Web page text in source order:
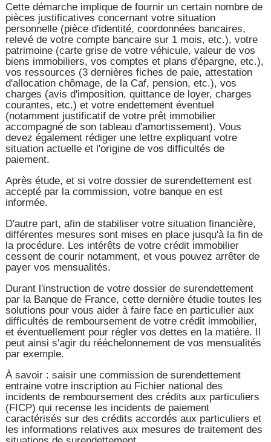
Cette démarche implique de fournir un certain nombre de
pièces justificatives concernant votre situation
personnelle (pièce d'identité, coordonnées bancaires,
relevé de votre compte bancaire sur 1 mois, etc.), votre
patrimoine (carte grise de votre véhicule, valeur de vos
biens immobiliers, vos comptes et plans d'épargne, etc.),
vos ressources (3 dernières fiches de paie, attestation
d'allocation chômage, de la Caf, pension, etc.), vos
charges (avis d'imposition, quittance de loyer, charges
courantes, etc.) et votre endettement éventuel
(notamment justificatif de votre prêt immobilier
accompagné de son tableau d'amortissement). Vous
devez également rédiger une lettre expliquant votre
situation actuelle et l'origine de vos difficultés de
paiement.
Après étude, et si votre dossier de surendettement est
accepté par la commission, votre banque en est
informée.
D'autre part, afin de stabiliser votre situation financière,
différentes mesures sont mises en place jusqu'à la fin de
la procédure. Les intérêts de votre crédit immobilier
cessent de courir notamment, et vous pouvez arrêter de
payer vos mensualités.
Durant l'instruction de votre dossier de surendettement
par la Banque de France, cette dernière étudie toutes les
solutions pour vous aider à faire face en particulier aux
difficultés de remboursement de votre crédit immobilier,
et éventuellement pour régler vos dettes en la matière. Il
peut ainsi s'agir du rééchelonnement de vos mensualités
par exemple.
À savoir : saisir une commission de surendettement
entraine votre inscription au Fichier national des
incidents de remboursement des crédits aux particuliers
(FICP) qui recense les incidents de paiement
caractérisés sur des crédits accordés aux particuliers et
les informations relatives aux mesures de traitement des